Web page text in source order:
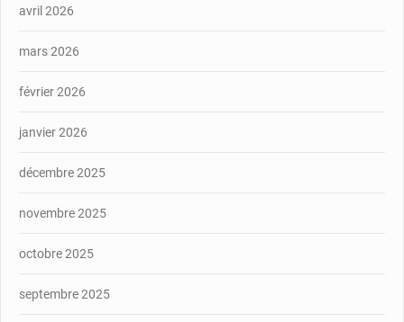
avril 2026
mars 2026
février 2026
janvier 2026
décembre 2025
novembre 2025
octobre 2025
septembre 2025